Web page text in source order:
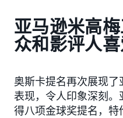
亚马逊米高
众和影评人
奥斯卡提名再次展现
表现，令人印象深刻
得八项金球奖提名，特